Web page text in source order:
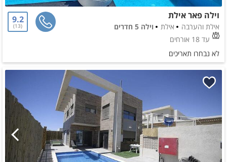
וילה פאר אילת
אילת והערבה אילת
וילה 5 חדרים
עד 18 אורחים
9.2
13
לא נבחרו תאריכים